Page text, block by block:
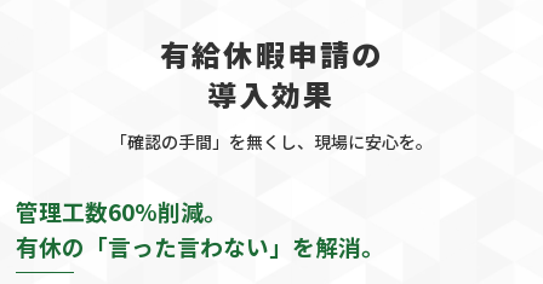
有給休暇申請の
導入効果
「確認の手間」を無くし、現場に安心を。
管理工数60%削減。
有休の「言った言わない」を解消。